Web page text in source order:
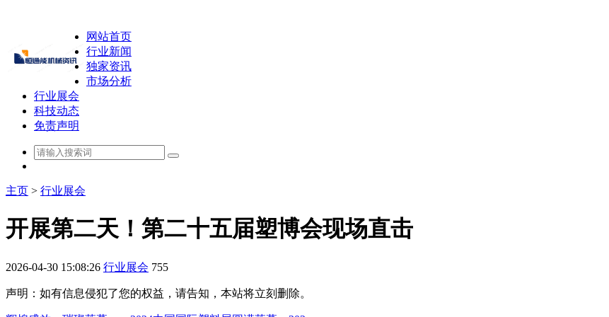
网站首页
行业新闻
独家资讯
市场分析
行业展会
科技动态
免责声明
主页 > 行业展会
开展第二天！第二十五届塑博会现场直击
2026-04-30 15:08:26 行业展会 755
声明：如有信息侵犯了您的权益，请告知，本站将立刻删除。